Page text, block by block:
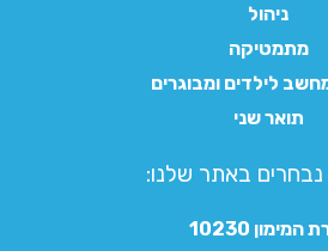
ניהול
מתמטיקה
לילדים ומבוגרים
תואר שני
נבחרים באתר שלנו:​
המימון 10230